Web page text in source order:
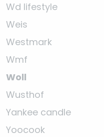
Wd lifestyle
Weis
Westmark
Wmf
Woll
Wusthof
Yankee candle
Yoocook